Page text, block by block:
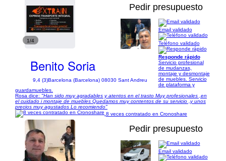
1/4
Pedir presupuesto
Benito Soria
9,4 (3)Barcelona (Barcelona) 08030 Sant Andreu
Email validado
Teléfono validado
Responde rápido
Servicio profesional
de mudanzas,
montaje y desmontaje
de muebles. Servicio
de plataforma y
guardamuebles.
Rosa dice: "Han sido muy agradables y atentos en el trasto Muy profesionales ,en
el cuidado i montaje de muebles Quedamos muy contentos de su servicio ,y unos
precios muy agustados Lo recomiendo"
8 veces contratado en Cronoshare
Pedir presupuesto
Email validado